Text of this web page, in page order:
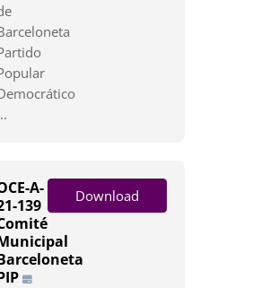
A-
139
Download